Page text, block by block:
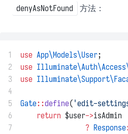
denyAsNotFound 方法：
1 use App\Models\User;
2
use
3
use
4
5
Gate::define( 'edit-
6
return $user->isAdmin
7
? Response